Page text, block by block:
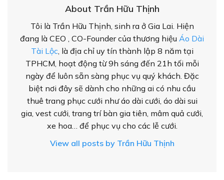
About Trần Hữu Thịnh
Tôi là Trần Hữu Thịnh, sinh ra ở Gia Lai. Hiện
đang là CEO , CO-Founder của thương hiệu Áo Dài
Tài Lộc , là địa chỉ uy tín thành lập 8 năm tại
TPHCM, hoạt động từ 9h sáng đến 21h tối mỗi
ngày để luôn sẵn sàng phục vụ quý khách. Đặc
biệt nơi đây sẽ dành cho những ai có nhu cầu
thuê trang phục cưới như áo dài cưới, áo dài sui
gia, vest cưới, trang trí bàn gia tiên, mâm quả cưới,
xe hoa… để phục vụ cho các lễ cưới.
View all posts by Trần Hữu Thịnh